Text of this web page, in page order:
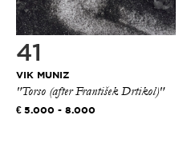
41
VIK MUNIZ
"Torso (after František Drtikol)"
5.000 - 8.000